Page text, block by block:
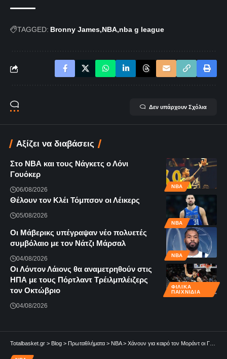
TAGGED: Bronny James NBA nba g league
Δεν υπάρχουν Σχόλια
Αξίζει να διαβάσεις
NBA
Στο ΝΒΑ και τους Νάγκετς ο Λόνι
Γουόκερ
06/08/2026
NBA
Θέλουν τον Κλέι Τόμπσον οι Λέικερς
05/08/2026
NBA
Οι Μάβερικς υπέγραψαν νέο πολυετές
συμβόλαιο με τον Νάτζι Μάρσαλ
04/08/2026
ΦΙΛΙΚΆ
ΠΑΙΧΝΊΔΙΑ
Οι Λόντον Λάιονς θα αναμετρηθούν στις
ΗΠΑ με τους Πόρτλαντ Τρέιλμπλέιζερς
τον Οκτώβριο
04/08/2026
Totalbasket.gr > Blog > Πρωταθλήματα > NBA> Χάνουν για καιρό τον Μοράντ οι Γκρίζλις